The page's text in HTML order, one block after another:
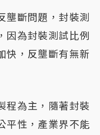
壟斷問題，封裝測
因為封裝測試比例
快，反壟斷有無新
程為主，隨著封裝
平性，產業界不能